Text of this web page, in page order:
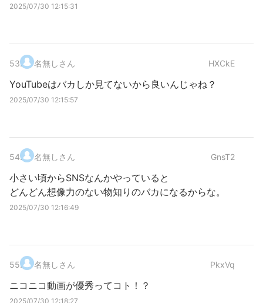
2025/07/30 12:15:31
53. 名無しさん HXCkE
YouTubeはバカしか見てないから良いんじゃね？
2025/07/30 12:15:57
54. 名無しさん GnsT2
小さい頃からSNSなんかやっていると
どんどん想像力のない物知りのバカになるからな。
2025/07/30 12:16:49
55. 名無しさん PkxVq
ニコニコ動画が優秀ってコト！？
2025/07/30 12:18:27